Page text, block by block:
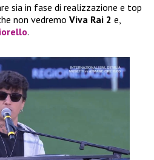
sia in fase di realizzazione e top
non vedremo Viva Rai 2 e,
.